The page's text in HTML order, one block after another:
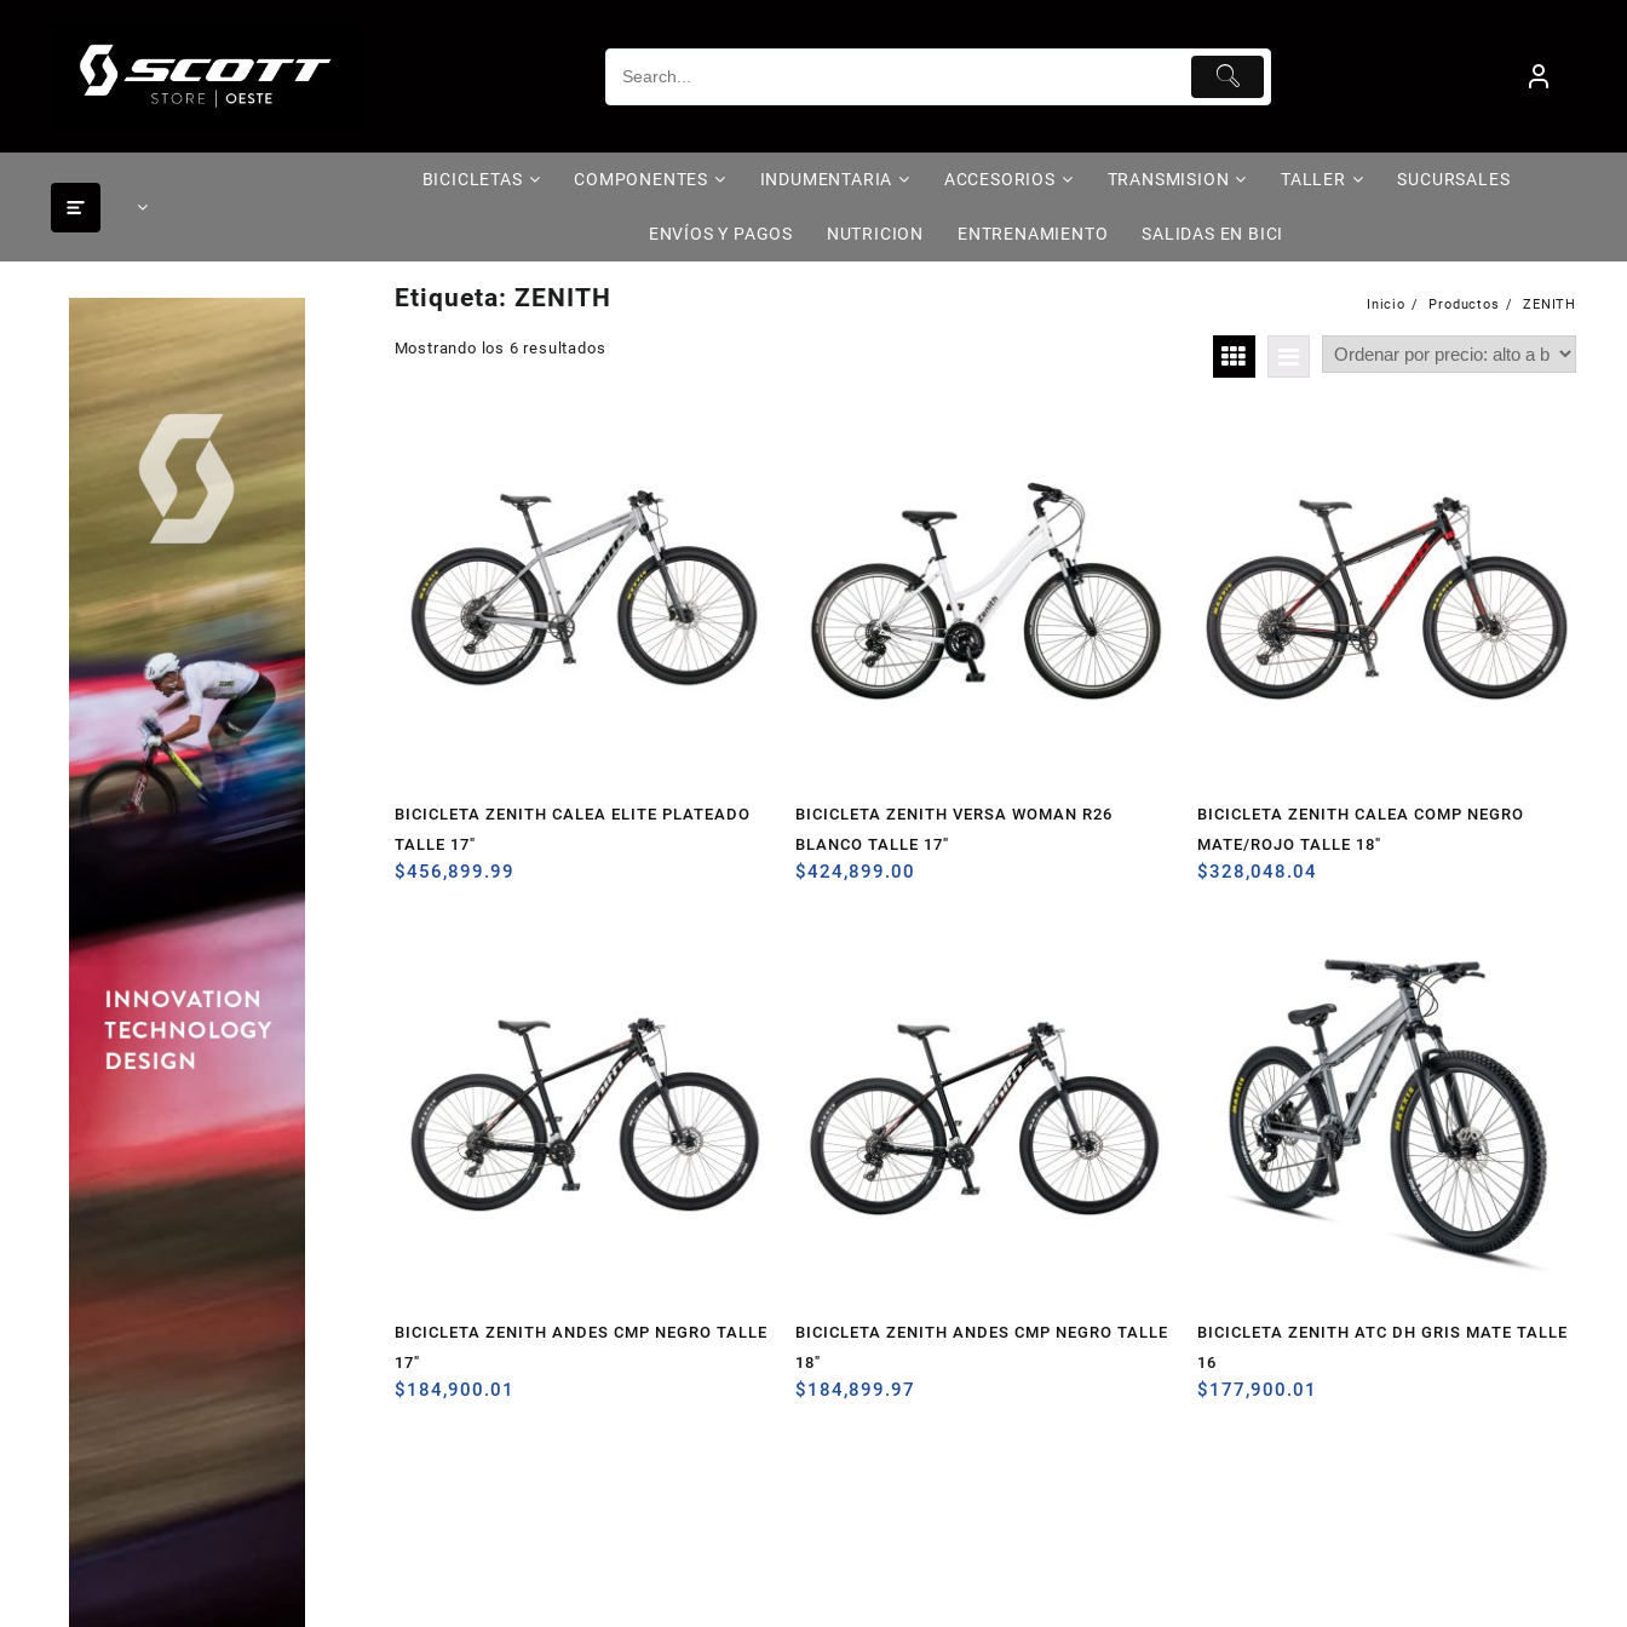
BICICLETAS COMPONENTES INDUMENTARIA ACCESORIOS TRANSMISION TALLER SUCURSALES
ENVÍOS Y PAGOS NUTRICION ENTRENAMIENTO SALIDAS EN BICI
Etiqueta: ZENITH Inicio Productos ZENITH
Mostrando los 6 resultados
BICICLETA ZENITH CALEA ELITE PLATEADO
TALLE 17″
$456,899.99
BICICLETA ZENITH VERSA WOMAN R26
BLANCO TALLE 17″
$424,899.00
BICICLETA ZENITH CALEA COMP NEGRO
MATE/ROJO TALLE 18″
$328,048.04
BICICLETA ZENITH ANDES CMP NEGRO TALLE
17″
$184,900.01
BICICLETA ZENITH ANDES CMP NEGRO TALLE
18″
$184,899.97
BICICLETA ZENITH ATC DH GRIS MATE TALLE
16
$177,900.01